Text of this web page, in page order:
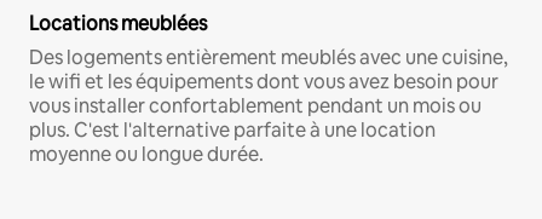
Locations meublées
Des logements entièrement meublés avec une cuisine,
le wifi et les équipements dont vous avez besoin pour
vous installer confortablement pendant un mois ou
plus. C'est l'alternative parfaite à une location
moyenne ou longue durée.